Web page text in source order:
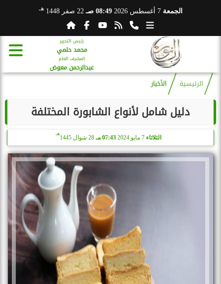
الجمعة 7 أغسطس 2026 08:49 صـ 22 صفر 1448 هـ
رئيس التحرير
محمد حلمي
المشرف العام
عبدالرحمن معوض
الرئيسية الأخبار
دليل شامل لأنواع الشابورة المختلفة
الثلاثاء 07:43 مـ 28 شوال 1445
هـ